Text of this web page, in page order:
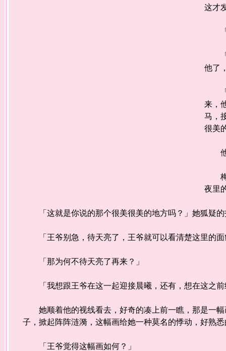
这才
「
「
他了
「
来，
马，
很美
他
梅
夜里
「这就是你说的那个很美很美的地方吗？」她狐疑的
「王爷别急，待天亮了，王爷就可以看清楚这里的面
「那为何不待天亮了再来？」
「我想跟王爷在这一起迎接晨曦，还有，想在这之前
她顺着他的视线看去，好奇的凑上前一瞧，那是一幅
子，掀起阵阵涟漪，这幅画给她一种莫名的悸动，好熟
「王爷觉得这幅画如何？」